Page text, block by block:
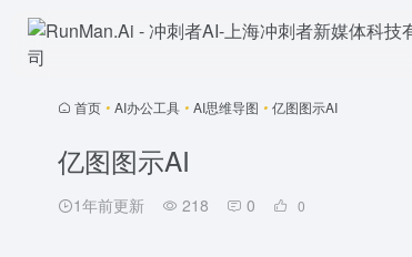
首页 • AI办公工具 • AI思维导图 • 亿图图示AI
亿图图示AI
1年前更新 218 0 0